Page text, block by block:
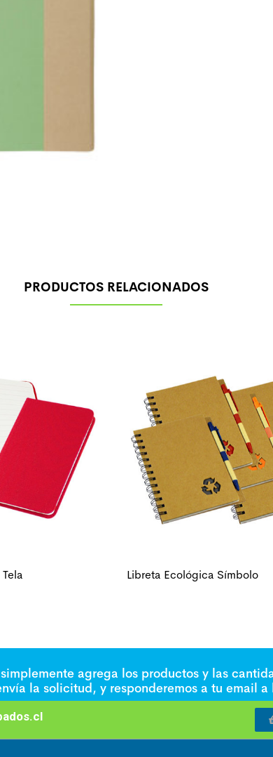
PRODUCTOS RELACIONADOS
Libreta Ecológica Símbolo
agrega los productos y las
la solicitud, y responderemos a tu email